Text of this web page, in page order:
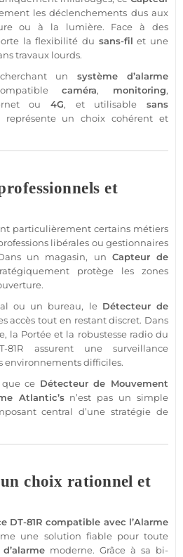
les déclenchements dus aux
ou à la lumière. Face à des
la flexibilité du sans-fil et une
travaux lourds.
un systèmed’alarme
caméra, monitoring,
ou 4G, et utilisable sans
représente un choix cohérent et
et
particulièrement certains métiers
libérales ou gestionnaires
un magasin, un Capteurde
protège les zones
ou un bureau, le Détecteurde
accès tout en restant discret. Dans
, la Portée et la robustesse radio du
81R assurent unesurveillance
environnements difficiles.
ce Détecteur de Mouvement
Atlantic’sn’est pas un simple
central d’une stratégie de
choix rationnel et
DT-81R compatible avec l’Alarme
une solution fiablepour toute
d’alarme moderne. Grâce à sa bi-